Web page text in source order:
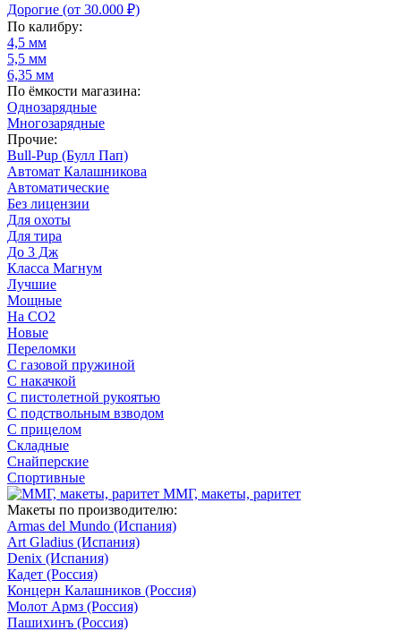
Дорогие (от 30.000 ₽)
По калибру:
4,5 мм
5,5 мм
6,35 мм
По ёмкости магазина:
Однозарядные
Многозарядные
Прочие:
Bull-Pup (Булл Пап)
Автомат Калашникова
Автоматические
Без лицензии
Для охоты
Для тира
До 3 Дж
Класса Магнум
Лучшие
Мощные
На CO2
Новые
Переломки
С газовой пружиной
С накачкой
С пистолетной рукоятью
С подствольным взводом
С прицелом
Складные
Снайперские
Спортивные
ММГ, макеты, раритет
Макеты по производителю:
Armas del Mundo (Испания)
Art Gladius (Испания)
Denix (Испания)
Кадет (Россия)
Концерн Калашников (Россия)
Молот Армз (Россия)
Пашихинъ (Россия)